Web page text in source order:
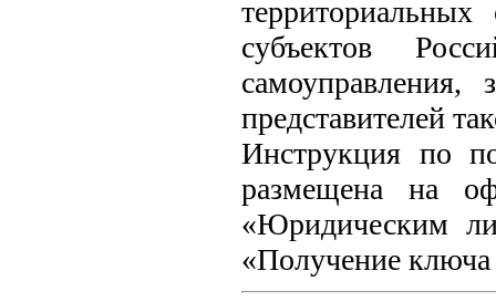
территориальных
субъектов
представителей
Инструкция по
размещена на
«Юридическим
«Получение